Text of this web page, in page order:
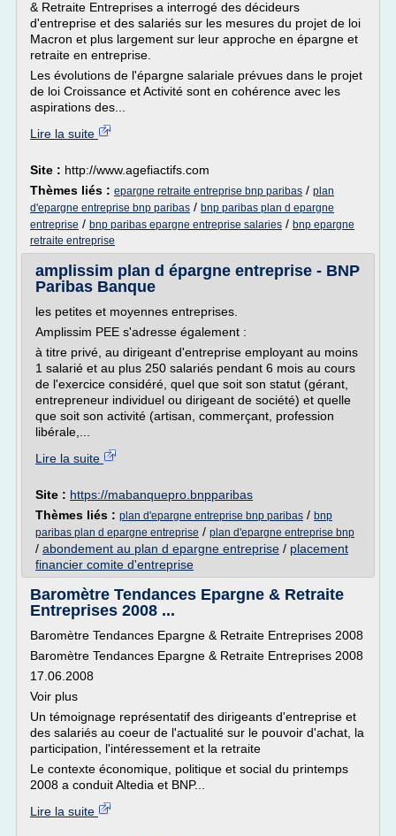
& Retraite Entreprises a interrogé des décideurs
d'entreprise et des salariés sur les mesures du projet de loi
Macron et plus largement sur leur approche en épargne et
retraite en entreprise.
Les évolutions de l'épargne salariale prévues dans le projet
de loi Croissance et Activité sont en cohérence avec les
aspirations des...
Lire la suite
Site : http://www.agefiactifs.com
Thèmes liés : epargne retraite entreprise bnp paribas / plan
d'epargne entreprise bnp paribas / bnp paribas plan d epargne
entreprise / bnp paribas epargne entreprise salaries / bnp epargne
retraite entreprise
amplissim plan d épargne entreprise - BNP
Paribas Banque
les petites et moyennes entreprises.
Amplissim PEE s'adresse également :
à titre privé, au dirigeant d'entreprise employant au moins
1 salarié et au plus 250 salariés pendant 6 mois au cours
de l'exercice considéré, quel que soit son statut (gérant,
entrepreneur individuel ou dirigeant de société) et quelle
que soit son activité (artisan, commerçant, profession
libérale,...
Lire la suite
Site : https://mabanquepro.bnpparibas
Thèmes liés : plan d'epargne entreprise bnp paribas / bnp
paribas plan d epargne entreprise / plan d'epargne entreprise bnp
/ abondement au plan d epargne entreprise / placement
financier comite d'entreprise
Baromètre Tendances Epargne & Retraite
Entreprises 2008 ...
Baromètre Tendances Epargne & Retraite Entreprises 2008
Baromètre Tendances Epargne & Retraite Entreprises 2008
17.06.2008
Voir plus
Un témoignage représentatif des dirigeants d'entreprise et
des salariés au coeur de l'actualité sur le pouvoir d'achat, la
participation, l'intéressement et la retraite
Le contexte économique, politique et social du printemps
2008 a conduit Altedia et BNP...
Lire la suite